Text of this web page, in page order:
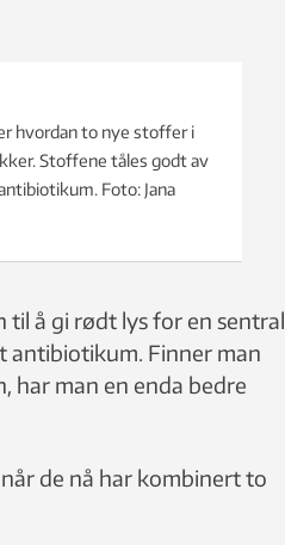
hvordan to nye stoffer i
Stoffene tåles godt av
Foto: Jana
å gi rødt lys for en sentral
antibiotikum. Finner man
har man en enda bedre
de nå har kombinert to